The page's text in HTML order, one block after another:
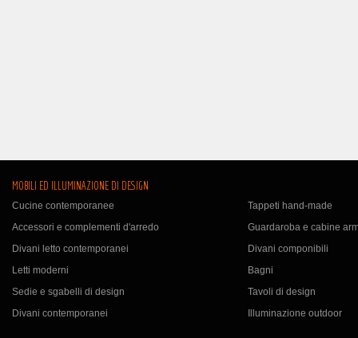
MOBILI ED ILLUMINAZIONE DI DESIGN
Cucine contemporanee
Accessori e complementi d'arredo
Divani letto contemporanei
Letti moderni
Sedie e sgabelli di design
Divani contemporanei
Tappeti hand-made
Guardaroba e cabine
Divani componibili
Bagni
Tavoli di design
Illuminazione outdoor